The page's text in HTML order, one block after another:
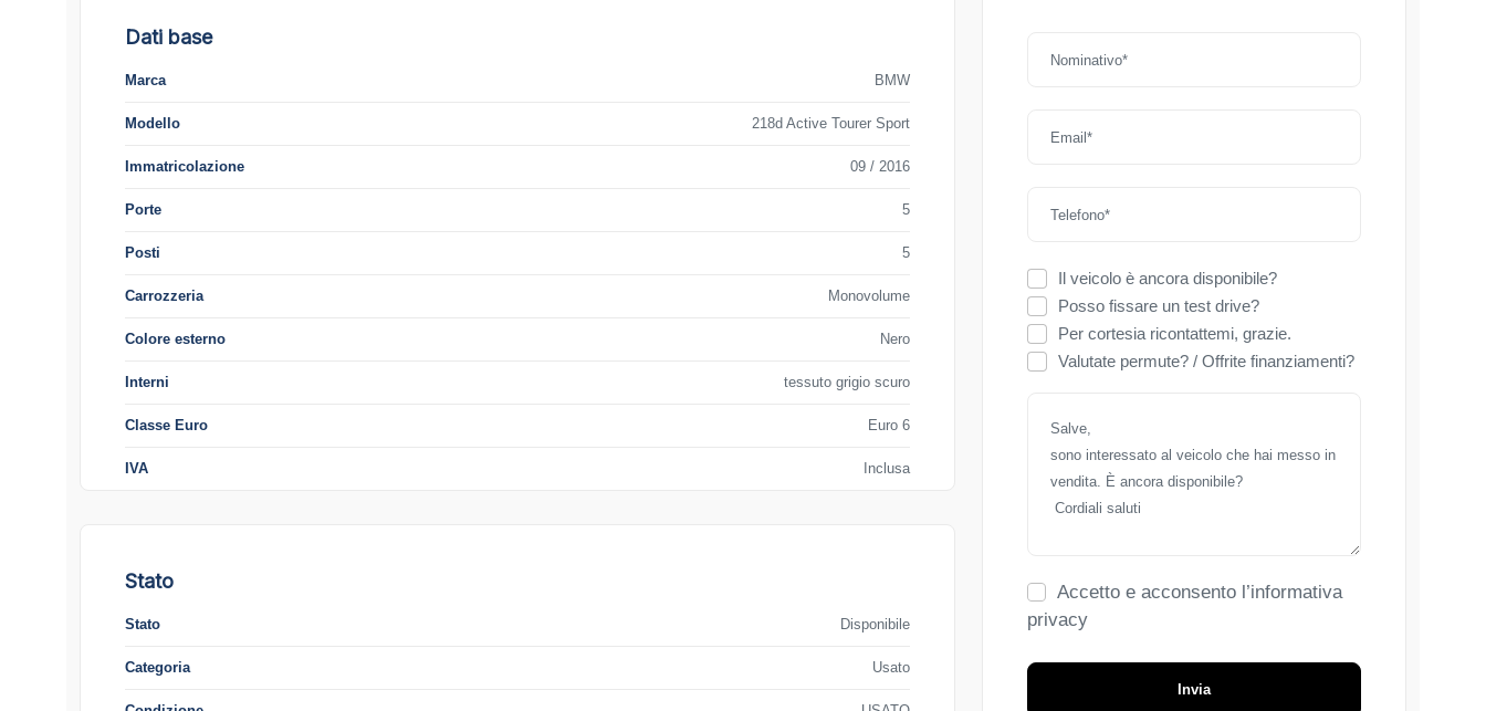
Dati base
Marca BMW
Modello 218d Active Tourer Sport
Immatricolazione 09 / 2016
Porte 5
Posti 5
Carrozzeria Monovolume
Colore esterno Nero
Interni tessuto grigio scuro
Classe Euro Euro 6
IVA Inclusa
Stato
Stato Disponibile
Categoria Usato
Il veicolo è ancora disponibile?
Posso fissare un test drive?
Per cortesia ricontattemi, grazie.
Valutate permute? / Offrite finanziamenti?
Accetto e acconsento l’informativa
privacy
Invia